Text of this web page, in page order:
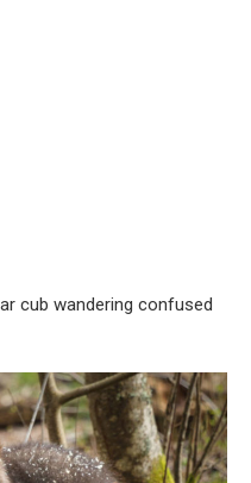
cub wandering confused